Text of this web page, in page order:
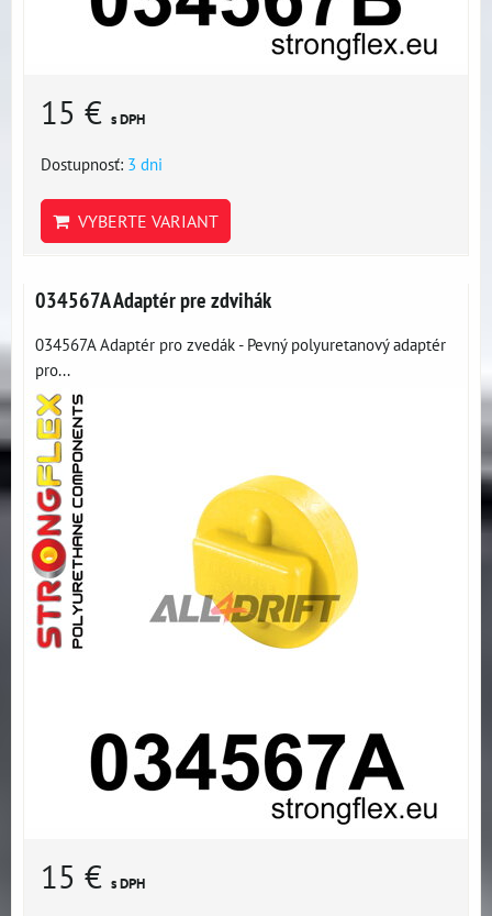
15 € s DPH
Dostupnosť: 3 dni
VYBERTE VARIANT
034567A Adaptér pre zdvihák
034567A Adaptér pro zvedák - Pevný polyuretanový adaptér
pro...
15 € s DPH